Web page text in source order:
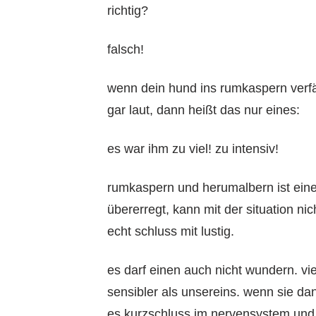
richtig?
falsch!
wenn dein hund ins rumkaspern
gar laut, dann heißt das nur eines:
es war ihm zu viel! zu intensiv!
rumkaspern und herumalbern ist
übererregt, kann mit der situation
echt schluss mit lustig.
es darf einen auch nicht wundern.
sensibler als unsereins. wenn sie